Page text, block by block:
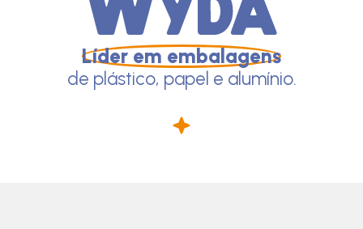
Líder em embalagens
de plástico, papel e alumínio.